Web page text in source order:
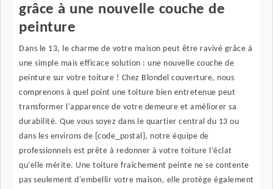
grâce à une nouvelle couche de
peinture
Dans le 13, le charme de votre maison peut être ravivé grâce à
une simple mais efficace solution : une nouvelle couche de
peinture sur votre toiture ! Chez Blondel couverture, nous
comprenons à quel point une toiture bien entretenue peut
transformer l'apparence de votre demeure et améliorer sa
durabilité. Que vous soyez dans le quartier central du 13 ou
dans les environs de {code_postal}, notre équipe de
professionnels est prête à redonner à votre toiture l’éclat
qu’elle mérite. Une toiture fraîchement peinte ne se contente
pas seulement d'embellir votre maison, elle protège également